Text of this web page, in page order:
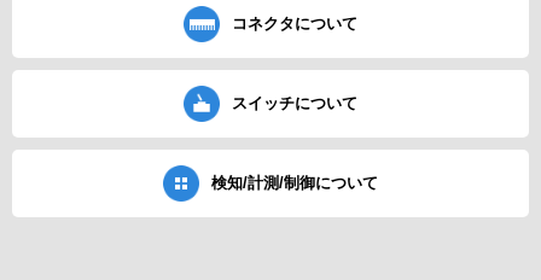
コネクタについて
スイッチについて
検知/計測/制御について